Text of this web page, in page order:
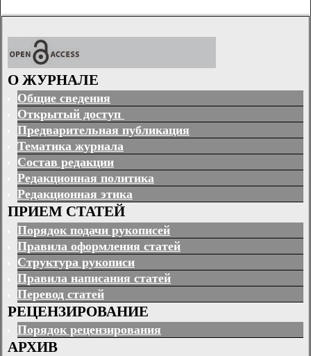
О ЖУРНАЛЕ
Общие сведения
Открытый доступ
Предварительная публикация
Тематика журнала
Состав редакции
Редакционная политика
Редакционная этика
ПРИЕМ СТАТЕЙ
Порядок подачи рукописей
Правила оформления статей
Структура рукописи
Правила написания статей
Перевод статей
РЕЦЕНЗИРОВАНИЕ
Порядок рецензирования
АРХИВ